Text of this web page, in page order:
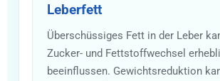
Leberfett
Überschüssiges Fett in der Leber
Zucker- und Fettstoffwechsel
beeinflussen. Gewichtsreduktion